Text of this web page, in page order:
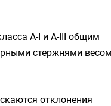
А-I и А-III общим
стержнями
отклонения